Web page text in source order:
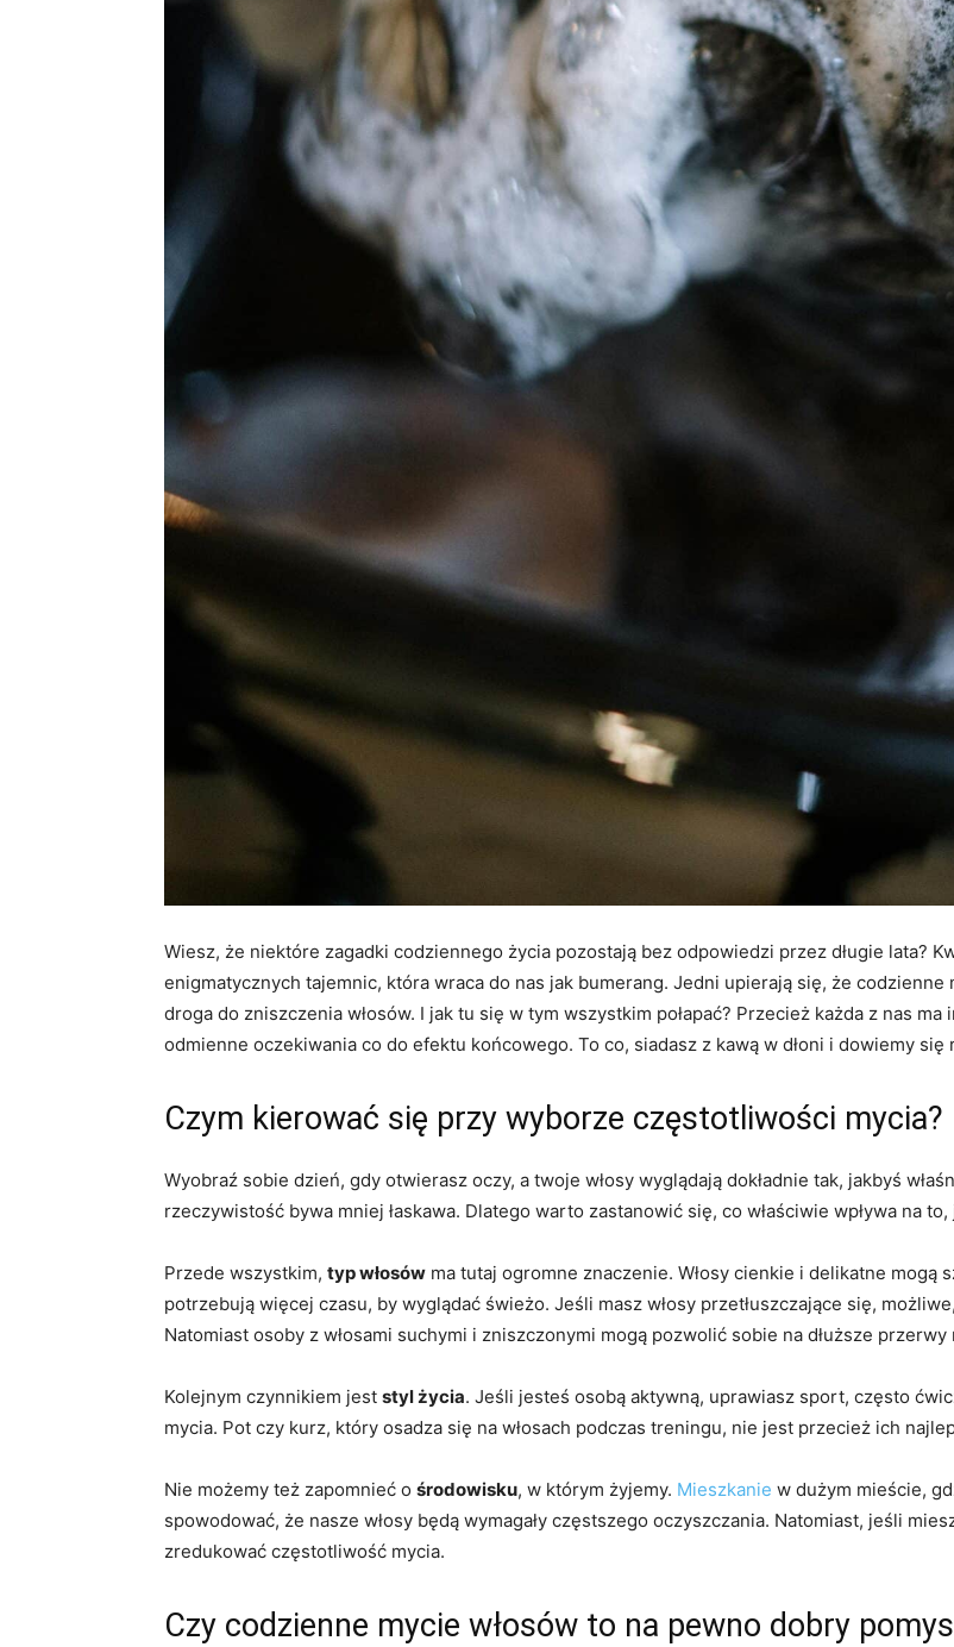
Wiesz, że niektóre zagadki codziennego życia pozostają bez odpowiedzi przez długie lata?
enigmatycznych tajemnic, która wraca do nas jak bumerang. Jedni upierają się, że
droga do zniszczenia włosów. I jak tu się w tym wszystkim połapać? Przecież każda z nas
odmienne oczekiwania co do efektu końcowego. To co, siadasz z kawą w dłoni i dowiemy
Czym kierować się przy wyborze częstotliwości mycia?
Wyobraź sobie dzień, gdy otwierasz oczy, a twoje włosy wyglądają dokładnie tak, jakbyś
rzeczywistość bywa mniej łaskawa. Dlatego warto zastanowić się, co właściwie wpływa na
Przede wszystkim, typ włosów ma tutaj ogromne znaczenie. Włosy cienkie i delikatne
potrzebują więcej czasu, by wyglądać świeżo. Jeśli masz włosy przetłuszczające się,
Natomiast osoby z włosami suchymi i zniszczonymi mogą pozwolić sobie na dłuższe
Kolejnym czynnikiem jest styl życia. Jeśli jesteś osobą aktywną, uprawiasz sport, często
mycia. Pot czy kurz, który osadza się na włosach podczas treningu, nie jest przecież ich
Nie możemy też zapomnieć o środowisku, w którym żyjemy. Mieszkanie w dużym mieście,
spowodować, że nasze włosy będą wymagały częstszego oczyszczania. Natomiast, jeśli
zredukować częstotliwość mycia.
Czy codzienne mycie włosów to na pewno dobry